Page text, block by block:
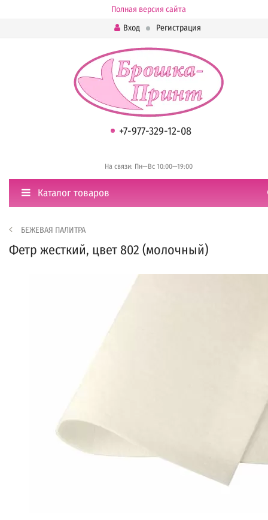
Полная версия сайта
Вход
Регистрация
+7-977-329-12-08
На связи: Пн—Вс 10:00—19:00
Каталог товаров
БЕЖЕВАЯ ПАЛИТРА
Фетр жесткий, цвет 802 (молочный)